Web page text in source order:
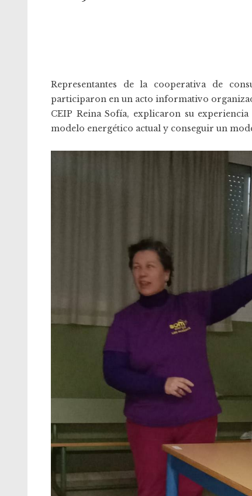
Representantes de la cooperativa de
participaron en un acto informativo
CEIP Reina Sofía, explicaron su
modelo energético actual y conseguir un